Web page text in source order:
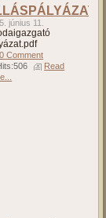
június 11.
0 Comment
Read